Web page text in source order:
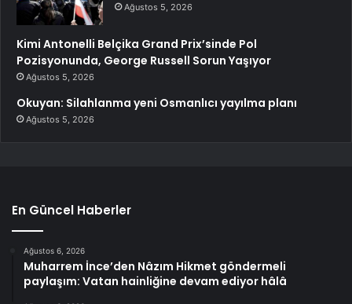
Ağustos 5, 2026
Kimi Antonelli Belçika Grand Prix’sinde Pol
Pozisyonunda, George Russell Sorun Yaşıyor
Ağustos 5, 2026
Okuyan: Silahlanma yeni Osmanlıcı yayılma planı
Ağustos 5, 2026
En Güncel Haberler
Ağustos 6, 2026
Muharrem İnce’den Nâzım Hikmet göndermeli
paylaşım: Vatan hainliğine devam ediyor hâlâ